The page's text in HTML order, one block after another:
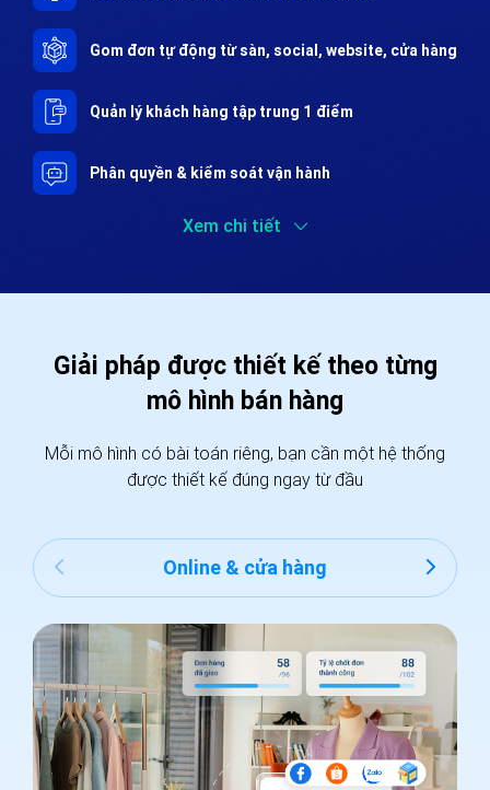
Gom đơn tự động từ sàn, social, website, cửa hàng
Quản lý khách hàng tập trung 1 điểm
Phân quyền & kiểm soát vận hành
Xem chi tiết
Giải pháp được thiết kế theo từng
mô hình bán hàng
Mỗi mô hình có bài toán riêng, bạn cần một hệ thống
được thiết kế đúng ngay từ đầu
Online & cửa hàng